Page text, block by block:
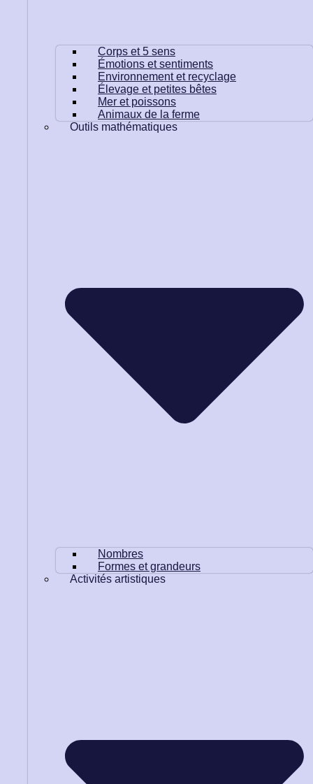
Corps et 5 sens
Émotions et sentiments
Environnement et recyclage
Élevage et petites bêtes
Mer et poissons
Animaux de la ferme
Outils mathématiques
Nombres
Formes et grandeurs
Activités artistiques